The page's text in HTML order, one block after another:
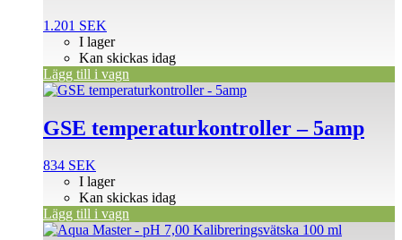
1.201 SEK
I lager
Kan skickas idag
Lägg till i vagn
GSE temperaturkontroller – 5amp
834 SEK
I lager
Kan skickas idag
Lägg till i vagn